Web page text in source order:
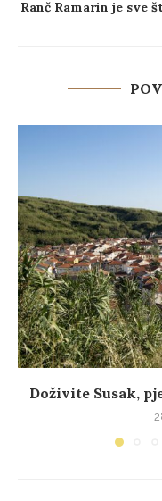
Ranč Ramarin je sve
Doživite Susak,